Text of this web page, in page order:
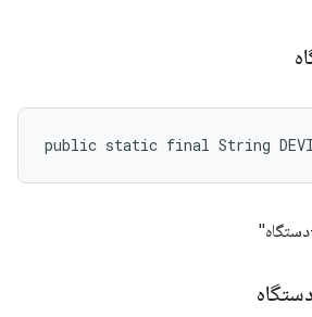
public static final String